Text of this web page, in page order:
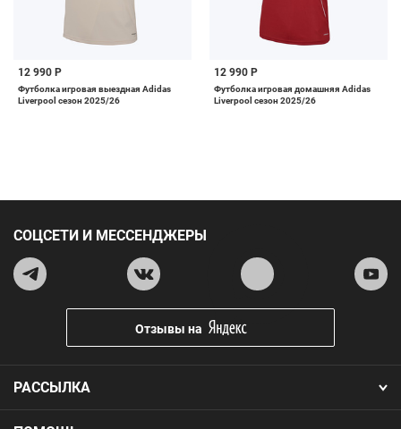
12 990 Р
Футболка игровая выездная Adidas
Liverpool сезон 2025/26
12 990 Р
Футболка игровая домашняя Adidas
Liverpool сезон 2025/26
РАССЫЛКА
СОЦСЕТИ И МЕССЕНДЖЕРЫ
Отзывы на